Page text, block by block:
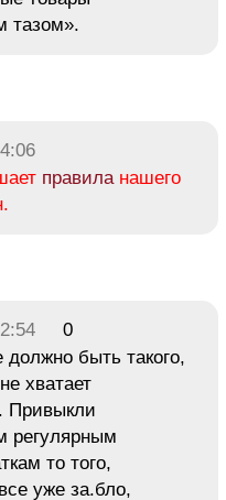
тазом».
правиланашего
0
быть такого,
хватает
Привыкли
регулярным
то того,
уже за.бло,